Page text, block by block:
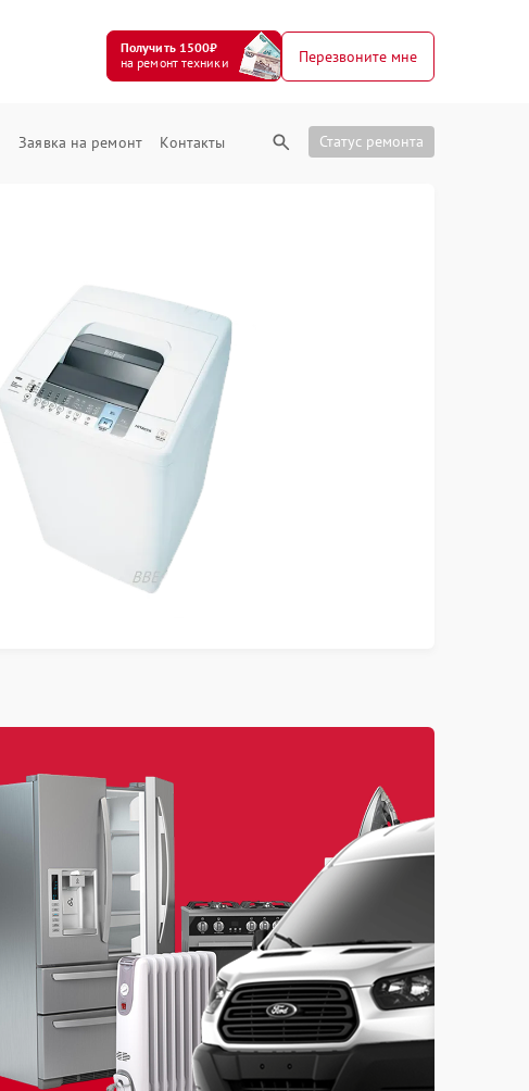
Получить 1500₽
на ремонт техники
Перезвоните мне
Заявка на ремонт Контакты Статус ремонта